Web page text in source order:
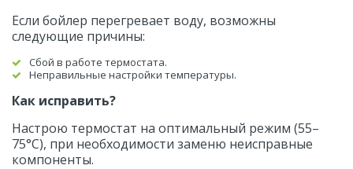
Если бойлер перегревает воду, возможны
следующие причины:
Сбой в работе термостата.
Неправильные настройки температуры.
Как исправить?
Настрою термостат на оптимальный режим (55–
75°C), при необходимости заменю неисправные
компоненты.